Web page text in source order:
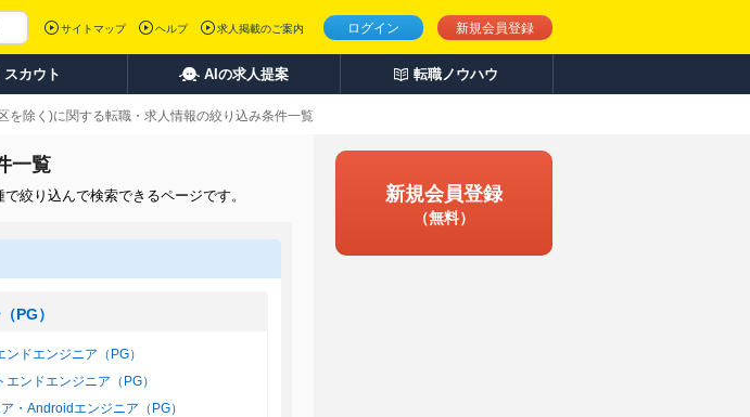
ログイン 新規会員登録
サイトマップ ヘルプ 求人掲載のご案内
スカウト AIの求人提案 転職ノウハウ
を除く)に関する転職・求人情報の絞り込み条件一覧
一覧
絞り込んで検索できるページです。
PG）
ドエンジニア（PG）
ンドエンジニア（PG）
・Androidエンジニア（PG）
新規会員登録
（無料）